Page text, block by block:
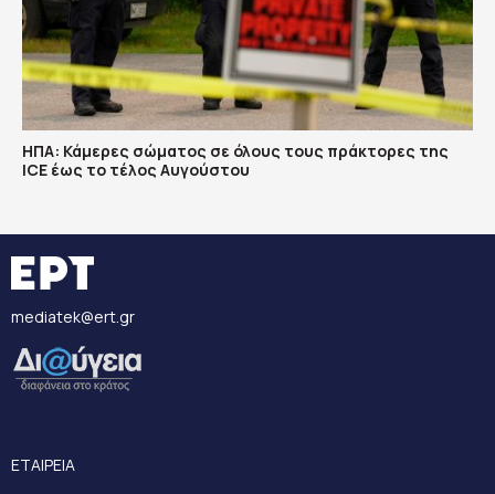
ΗΠΑ: Κάμερες σώματος σε όλους τους πράκτορες της
ICE έως το τέλος Αυγούστου
mediatek@ert.gr
ΕΤΑΙΡΕΙΑ